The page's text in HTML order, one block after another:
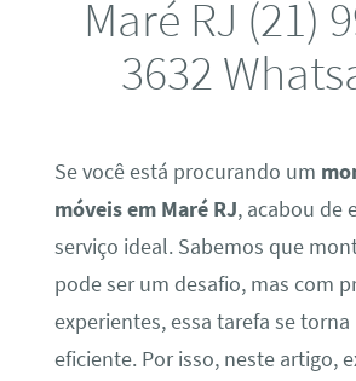
Maré RJ (21)
3632
Se você está procurando um
móveis em Maré RJ, acabou de
serviço ideal. Sabemos que
pode ser um desafio, mas com
experientes, essa tarefa se
eficiente. Por isso, neste artigo,